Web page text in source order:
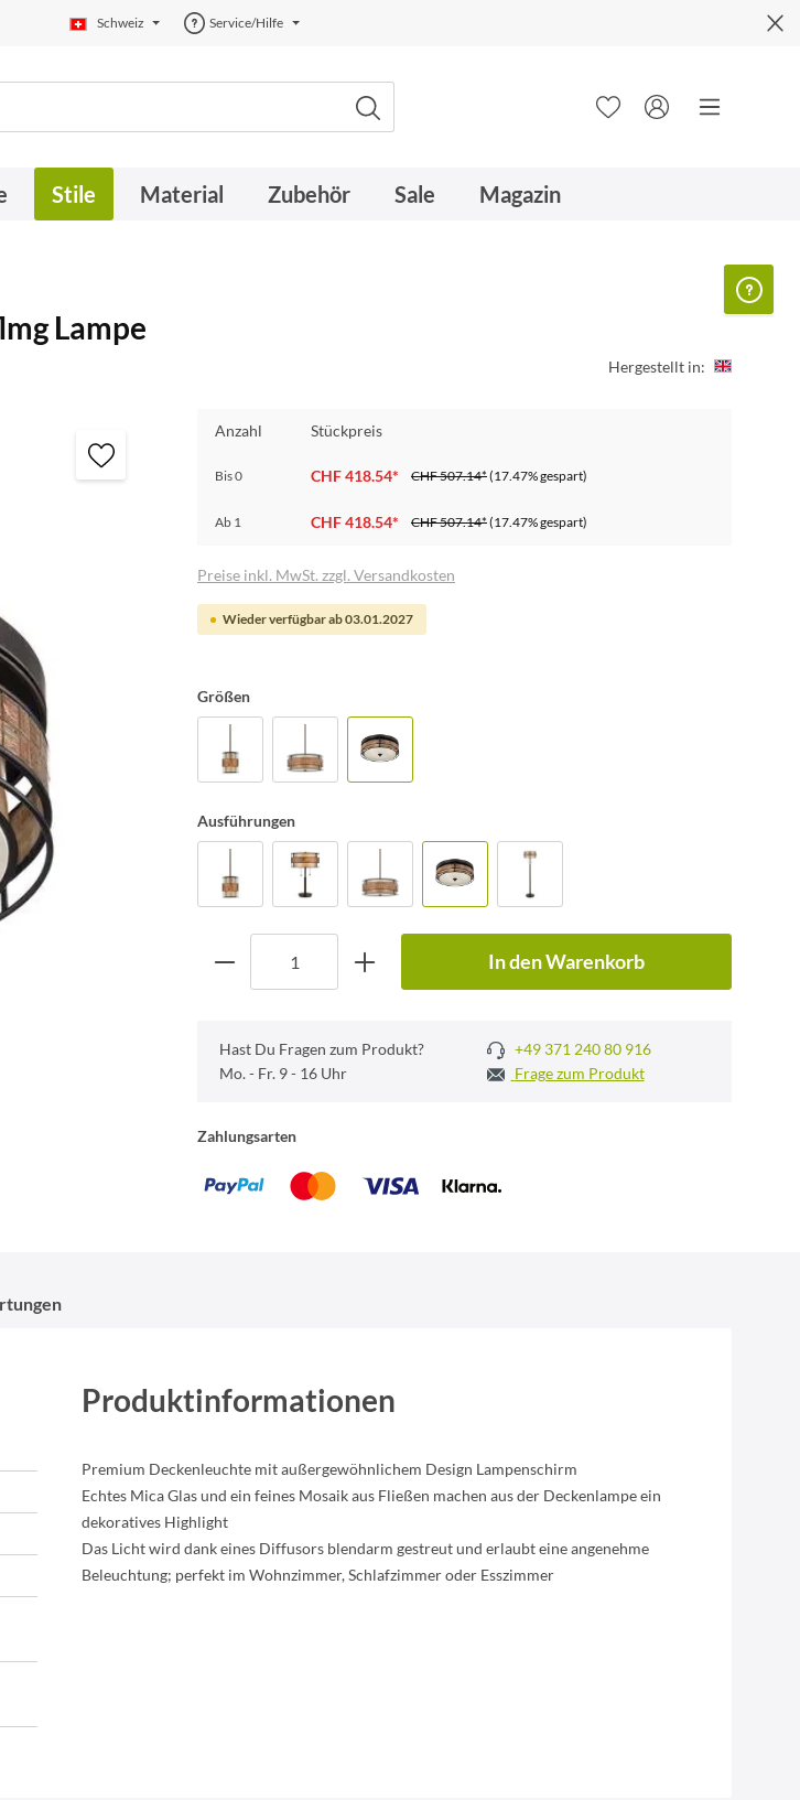
Schweiz Service/Hilfe
Stile Material Zubehör Sale Magazin
Lampe
Hergestellt in:
Anzahl Stückpreis
Bis0 CHF 418.54* CHF 507.14*(17.47% gespart)
Ab 1 CHF 418.54* CHF 507.14*(17.47% gespart)
Preise inkl. MwSt. zzgl. Versandkosten
Wieder verfügbar ab 03.01.2027
Größen
Ausführungen
In den Warenkorb
Hast Du Fragen zum Produkt?
+49 371 240 80 916
Mo. - Fr. 9 - 16 Uhr
Frage zum Produkt
Zahlungsarten
Produktinformationen
Premium Deckenleuchte mit außergewöhnlichem Design Lampenschirm
Echtes Mica Glas und ein feines Mosaik aus Fließen machen aus der Deckenlampe ein
dekoratives Highlight
Das Licht wird dank eines Diffusors blendarm gestreut und erlaubt eine angenehme
Beleuchtung; perfekt im Wohnzimmer, Schlafzimmer oder Esszimmer